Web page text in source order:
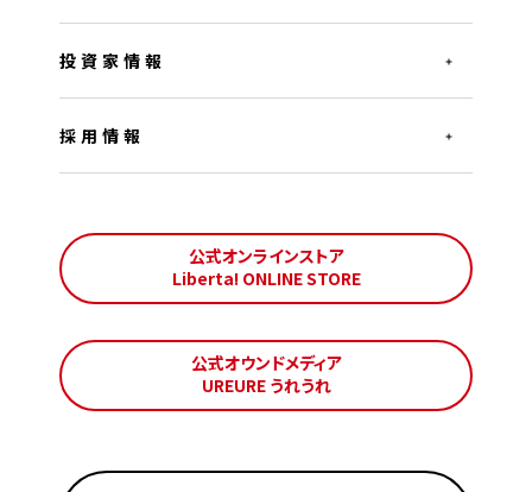
投資家情報
採用情報
公式オンラインストア
Liberta! ONLINE STORE
公式オウンドメディア
UREURE うれうれ